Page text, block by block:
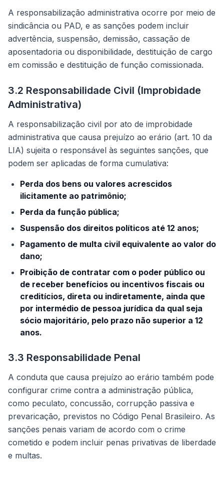
A responsabilização administrativa ocorre por meio de
sindicância ou PAD, e as sanções podem incluir
advertência, suspensão, demissão, cassação de
aposentadoria ou disponibilidade, destituição de cargo
em comissão e destituição de função comissionada.
3.2 Responsabilidade Civil (Improbidade
Administrativa)
A responsabilização civil por ato de improbidade
administrativa que causa prejuízo ao erário (art. 10 da
LIA) sujeita o responsável às seguintes sanções, que
podem ser aplicadas de forma cumulativa:
Perda dos bens ou valores acrescidos
ilicitamente ao patrimônio;
Perda da função pública;
Suspensão dos direitos políticos até 12 anos;
Pagamento de multa civil equivalente ao valor do
dano;
Proibição de contratar com o poder público ou
de receber benefícios ou incentivos fiscais ou
creditícios, direta ou indiretamente, ainda que
por intermédio de pessoa jurídica da qual seja
sócio majoritário, pelo prazo não superior a 12
anos.
3.3 Responsabilidade Penal
A conduta que causa prejuízo ao erário também pode
configurar crime contra a administração pública,
como peculato, concussão, corrupção passiva e
prevaricação, previstos no Código Penal Brasileiro. As
sanções penais variam de acordo com o crime
cometido e podem incluir penas privativas de liberdade
e multas.